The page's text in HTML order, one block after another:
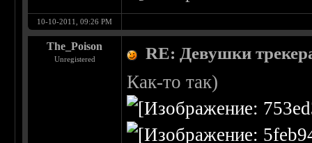
10-10-2011, 09:26 PM
The_Poison
Unregistered RE: Девушки
Как-то так)